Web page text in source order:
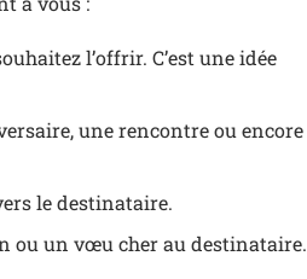
l’offrir. C’est une idée
une rencontre ou encore
le destinataire.
ou un vœu cher au destinataire.